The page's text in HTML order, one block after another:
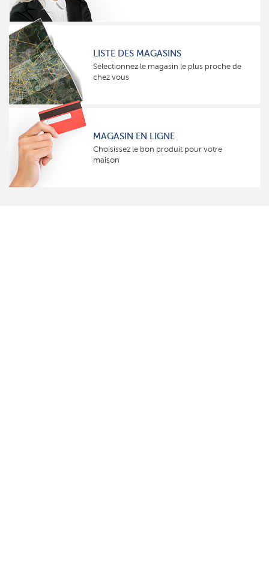
LISTE DES MAGASINS
Sélectionnez le magasin le plus proche de
chez vous
MAGASIN EN LIGNE
Choisissez le bon produit pour votre
maison